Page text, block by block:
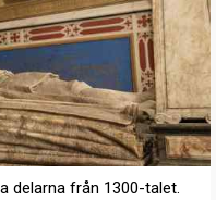
delarna från 1300-talet.